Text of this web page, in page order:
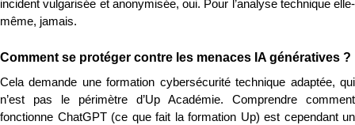
incident vulgarisée et anonymisée, oui. Pour l’analyse technique elle-
même, jamais.
Comment se protéger contre les menaces IA génératives ?
Cela demande une formation cybersécurité technique adaptée, qui
n’est pas le périmètre d’Up Académie. Comprendre comment
fonctionne ChatGPT (ce que fait la formation Up) est cependant un